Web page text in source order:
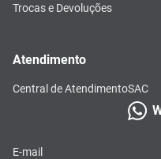
Trocas e Devoluções
Atendimento
Central de AtendimentoSAC
E-mail